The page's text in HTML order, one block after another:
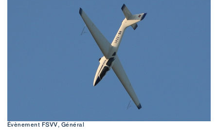
Évènement FSVV, Général